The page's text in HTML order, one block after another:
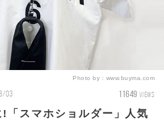
Photo by： www.buyma.com
03 11649 VIEWS
「スマホショルダー」人気